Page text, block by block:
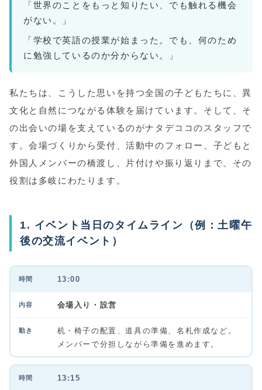
世界のことをもっと知りたい、でも触れる機会
がない。
学校で英語の授業が始まった。でも、何のため
に勉強しているのか分からない。
私たちは、こうした思いを持つ全国の子どもたちに、異
文化と自然につながる体験を届けています。そして、そ
の出会いの場を支えているのがナタデココのスタッフで
す。会場づくりから受付、活動中のフォロー、子どもと
外国人メンバーの橋渡し、片付けや振り返りまで、その
役割は多岐にわたります。
1. イベント当日のタイムライン（例：土曜午
後の交流イベント）
13:00
会場入り・設営
机・椅子の配置、道具の準備、名札作成など。
メンバーで分担しながら準備を進めます。
13:15